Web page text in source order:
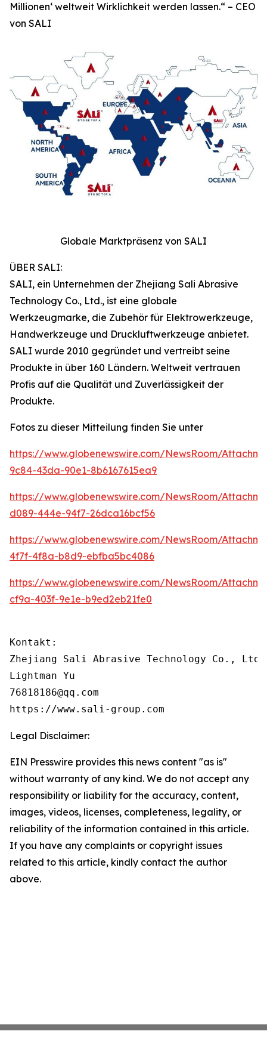
Millionen‘ weltweit Wirklichkeit werden lassen.“ – CEO
von SALI
Globale Marktpräsenz von SALI
ÜBER SALI:
SALI, ein Unternehmen der Zhejiang Sali Abrasive
Technology Co., Ltd., ist eine globale
Werkzeugmarke, die Zubehör für Elektrowerkzeuge,
Handwerkzeuge und Druckluftwerkzeuge anbietet.
SALI wurde 2010 gegründet und vertreibt seine
Produkte in über 160 Ländern. Weltweit vertrauen
Profis auf die Qualität und Zuverlässigkeit der
Produkte.
Fotos zu dieser Mitteilung finden Sie unter
https://www.globenewswire.com/NewsRoom/
9c84-43da-90e1-8b6167615ea9
https://www.globenewswire.com/NewsRoom/
d089-444e-94f7-26dca16bcf56
https://www.globenewswire.com/NewsRoom/
4f7f-4f8a-b8d9-ebfba5bc4086
https://www.globenewswire.com/NewsRoom/
cf9a-403f-9e1e-b9ed2eb21fe0
Kontakt:
Zhejiang Sali Abrasive Technology Co., Ltd
Lightman Yu
76818186@qq.com
https://www.sali-group.com
Legal Disclaimer:
EIN Presswire provides this news content "as is"
without warranty of any kind. We do not accept any
responsibility or liability for the accuracy, content,
images, videos, licenses, completeness, legality, or
reliability of the information contained in this article.
If you have any complaints or copyright issues
related to this article, kindly contact the author
above.